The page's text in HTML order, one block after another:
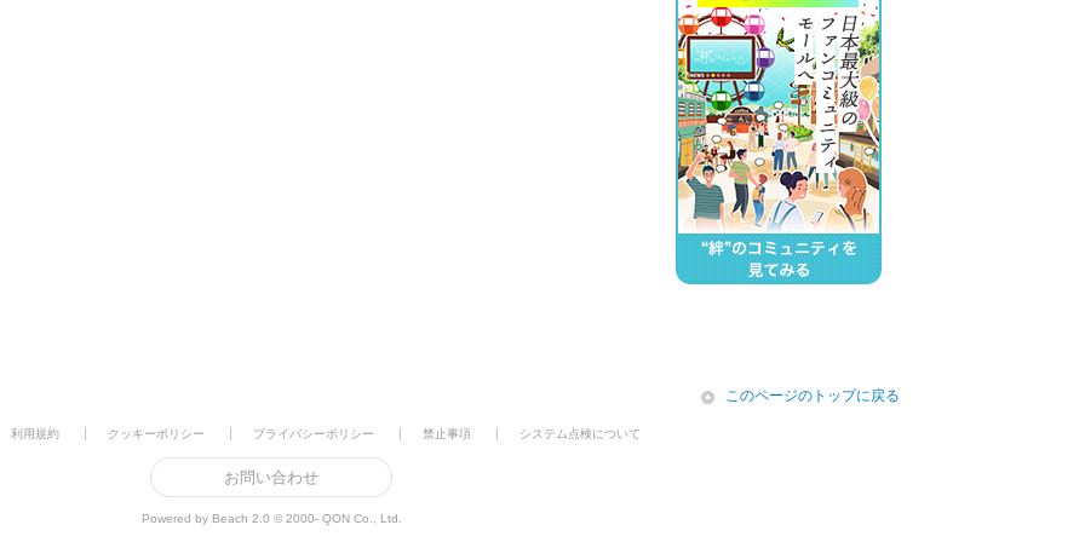
icon
このページのトップに戻る
利用規約 クッキーポリシー プライバシーポリシー 禁止事項 システム点検について
お問い合わせ
Powered by Beach 2.0 © 2000- QON Co., Ltd.